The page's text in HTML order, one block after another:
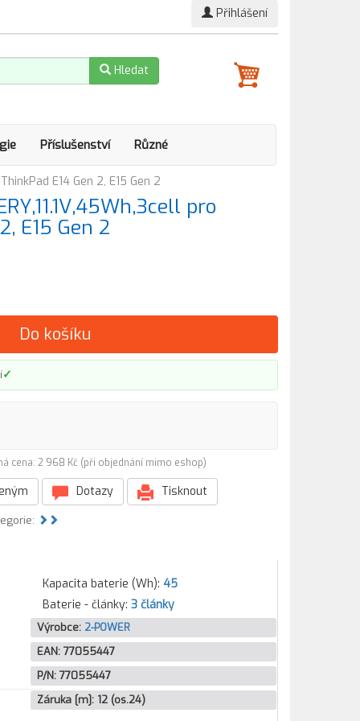
Přihlášení
Hledat
Příslušenství Různé
E14 Gen 2, E15 Gen 2
pro
E15 Gen 2
Do košíku
✓
cena: 2 968 Kč (při objednání mimo eshop)
Dotazy Tisknout
Kapacita baterie (Wh): 45
Baterie - články: 3 články
Výrobce: 2-POWER
EAN: 77055447
P/N: 77055447
Záruka [m]: 12 (os.24)